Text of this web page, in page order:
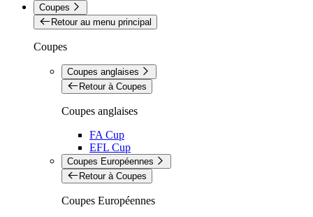
Coupes
Retour au menu principal
Coupes
Coupes anglaises
Retour à Coupes
Coupes anglaises
FA Cup
EFL Cup
Coupes Européennes
Retour à Coupes
Coupes Européennes